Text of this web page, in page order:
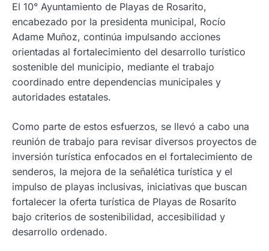
El 10° Ayuntamiento de Playas de Rosarito,
encabezado por la presidenta municipal, Rocío
Adame Muñoz, continúa impulsando acciones
orientadas al fortalecimiento del desarrollo turístico
sostenible del municipio, mediante el trabajo
coordinado entre dependencias municipales y
autoridades estatales.
Como parte de estos esfuerzos, se llevó a cabo una
reunión de trabajo para revisar diversos proyectos de
inversión turística enfocados en el fortalecimiento de
senderos, la mejora de la señalética turística y el
impulso de playas inclusivas, iniciativas que buscan
fortalecer la oferta turística de Playas de Rosarito
bajo criterios de sostenibilidad, accesibilidad y
desarrollo ordenado.